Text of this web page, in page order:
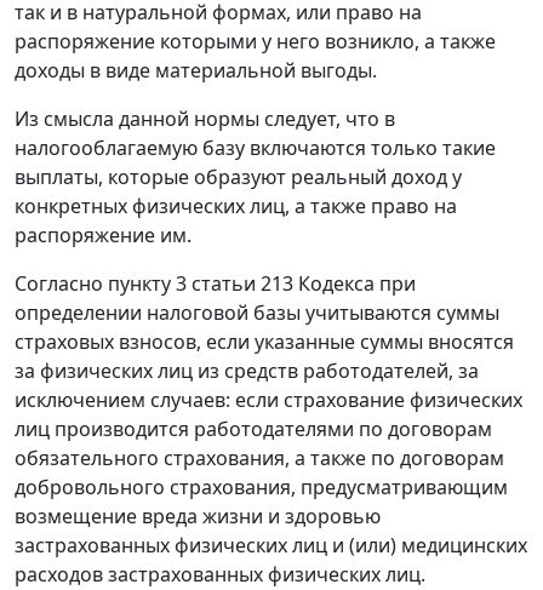
так и в натуральной формах, или право на
распоряжение которыми у него возникло, а также
доходы в виде материальной выгоды.
Из смысла данной нормы следует, что в
налогооблагаемую базу включаются только такие
выплаты, которые образуют реальный доход у
конкретных физических лиц, а также право на
распоряжение им.
Согласно пункту 3 статьи 213 Кодекса при
определении налоговой базы учитываются суммы
страховых взносов, если указанные суммы вносятся
за физических лиц из средств работодателей, за
исключением случаев: если страхование физических
лиц производится работодателями по договорам
обязательного страхования, а также по договорам
добровольного страхования, предусматривающим
возмещение вреда жизни и здоровью
застрахованных физических лиц и (или) медицинских
расходов застрахованных физических лиц.